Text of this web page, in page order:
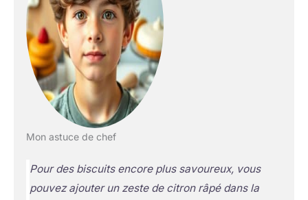
Mon astuce de chef
Pour des biscuits encore plus savoureux, vous
pouvez ajouter un zeste de citron râpé dans la